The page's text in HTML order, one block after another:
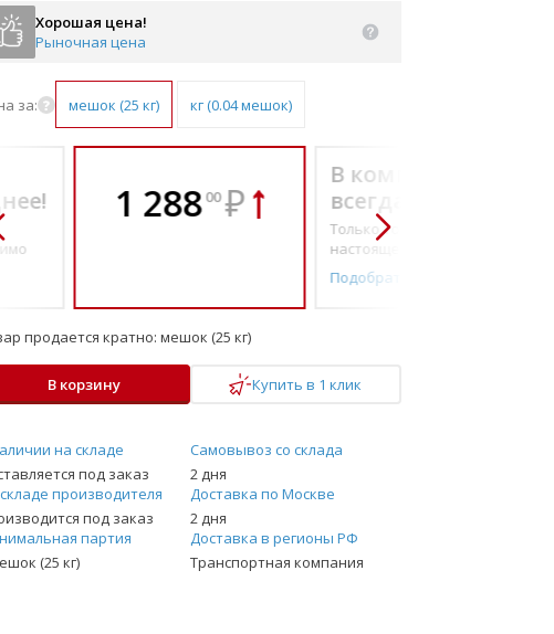
Хорошая цена!
Рыночная цена
за: мешок (25 кг) кг (0.04 мешок)
1 28800 ₽
В комплекте
всегда выгоднее!
Только то, что по-
настоящему необходимо
Подобрать комплект
продается кратно: мешок (25 кг)
В корзину Купить в 1 клик
на складе
под заказ
Самовывоз со склада
2 дня
производителя
под заказ
Доставка по Москве
2 дня
партия
(25 кг)
Доставка в регионы РФ
Транспортная компания